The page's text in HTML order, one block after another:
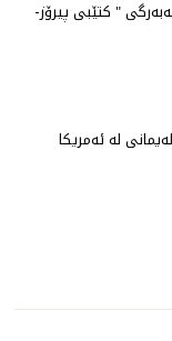
" كتێبی پیرۆز-
لە ئەمریكا